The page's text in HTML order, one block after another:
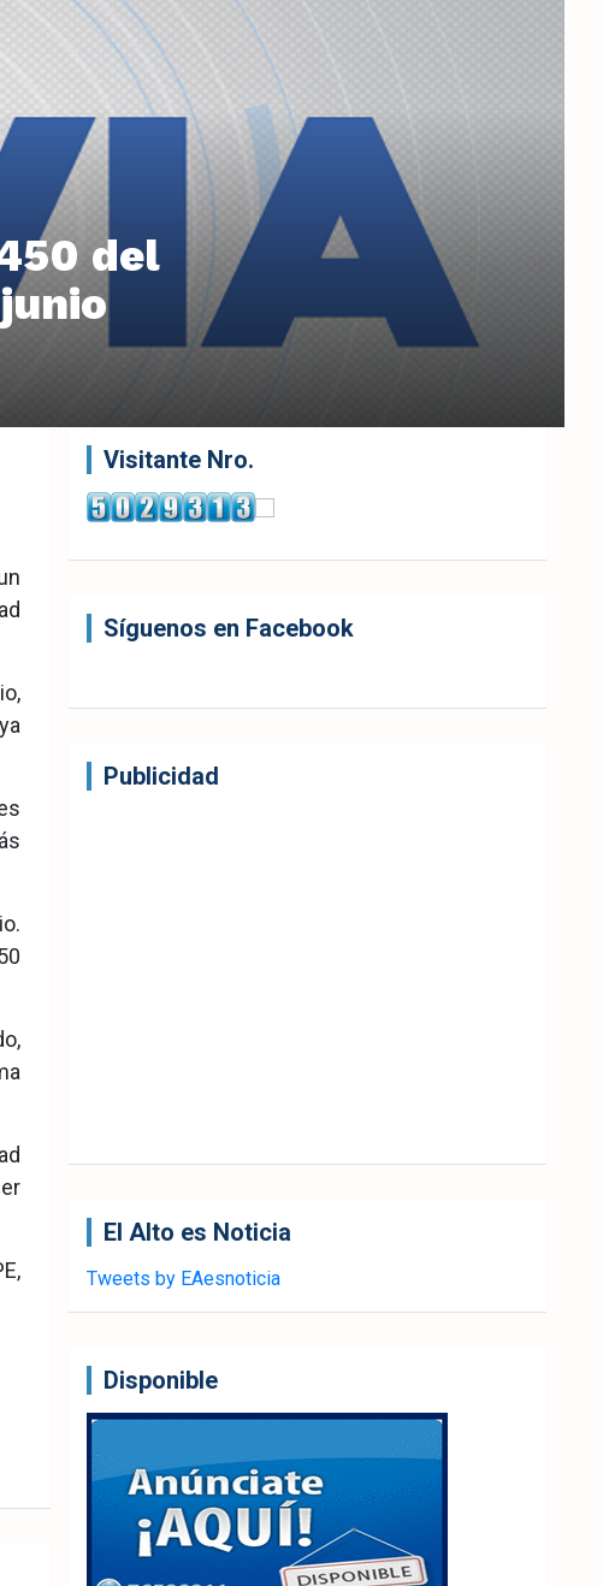
del
Visitante Nro.
Síguenos en Facebook
Publicidad
El Alto es Noticia
Tweets by EAesnoticia
Disponible